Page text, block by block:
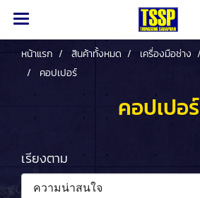
หน้าแรก สินค้าทั้งหมด เครื่องมือช่าง
คอปเปอร์
คอปเปอร์
เรียงตาม